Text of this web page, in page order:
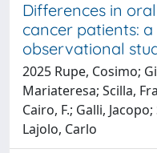
Differences in
cancer patients:
observational
2025 Rupe, Cosimo;
Mariateresa; Scilla,
Cairo, F.; Galli,
Lajolo, Carlo